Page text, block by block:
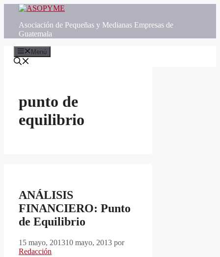
Saltar
contenido
Asociación de Pequeñas y Medianas Empresas de
Guatemala
Menú
punto de
equilibrio
ANÁLISIS
FINANCIERO: Punto
de Equilibrio
15 mayo, 201310 mayo, 2013 por
Redacción